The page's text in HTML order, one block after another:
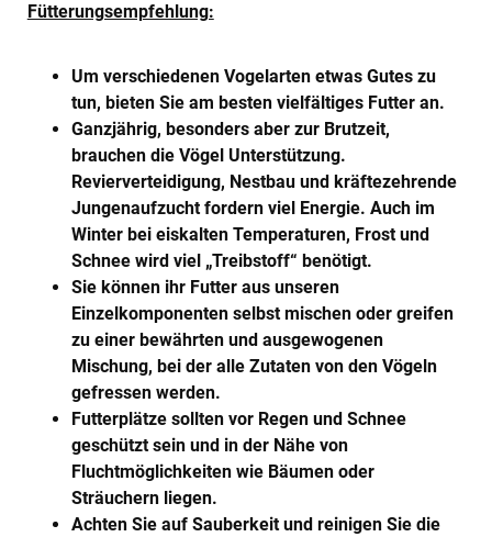
Fütterungsempfehlung:
Um verschiedenen Vogelarten etwas Gutes zu
tun, bieten Sie am besten vielfältiges Futter an.
Ganzjährig, besonders aber zur Brutzeit,
brauchen die Vögel Unterstützung.
Revierverteidigung, Nestbau und kräftezehrende
Jungenaufzucht fordern viel Energie. Auch im
Winter bei eiskalten Temperaturen, Frost und
Schnee wird viel „Treibstoff“ benötigt.
Sie können ihr Futter aus unseren
Einzelkomponenten selbst mischen oder greifen
zu einer bewährten und ausgewogenen
Mischung, bei der alle Zutaten von den Vögeln
gefressen werden.
Futterplätze sollten vor Regen und Schnee
geschützt sein und in der Nähe von
Fluchtmöglichkeiten wie Bäumen oder
Sträuchern liegen.
Achten Sie auf Sauberkeit und reinigen Sie die